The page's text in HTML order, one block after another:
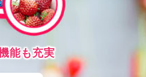
能も充実